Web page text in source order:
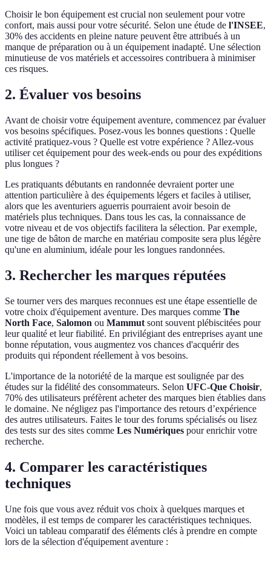
Choisir le bon équipement est crucial non seulement pour votre
confort, mais aussi pour votre sécurité. Selon une étude de l'INSEE,
30% des accidents en pleine nature peuvent être attribués à un
manque de préparation ou à un équipement inadapté. Une sélection
minutieuse de vos matériels et accessoires contribuera à minimiser
ces risques.
2. Évaluer vos besoins
Avant de choisir votre équipement aventure, commencez par évaluer
vos besoins spécifiques. Posez-vous les bonnes questions : Quelle
activité pratiquez-vous ? Quelle est votre expérience ? Allez-vous
utiliser cet équipement pour des week-ends ou pour des expéditions
plus longues ?
Les pratiquants débutants en randonnée devraient porter une
attention particulière à des équipements légers et faciles à utiliser,
alors que les aventuriers aguerris pourraient avoir besoin de
matériels plus techniques. Dans tous les cas, la connaissance de
votre niveau et de vos objectifs facilitera la sélection. Par exemple,
une tige de bâton de marche en matériau composite sera plus légère
qu'une en aluminium, idéale pour les longues randonnées.
3. Rechercher les marques réputées
Se tourner vers des marques reconnues est une étape essentielle de
votre choix d'équipement aventure. Des marques comme The
North Face, Salomon ou Mammut sont souvent plébiscitées pour
leur qualité et leur fiabilité. En privilégiant des entreprises ayant une
bonne réputation, vous augmentez vos chances d'acquérir des
produits qui répondent réellement à vos besoins.
L'importance de la notoriété de la marque est soulignée par des
études sur la fidélité des consommateurs. Selon UFC-Que Choisir,
70% des utilisateurs préfèrent acheter des marques bien établies dans
le domaine. Ne négligez pas l'importance des retours d’expérience
des autres utilisateurs. Faites le tour des forums spécialisés ou lisez
des tests sur des sites comme Les Numériques pour enrichir votre
recherche.
4. Comparer les caractéristiques
techniques
Une fois que vous avez réduit vos choix à quelques marques et
modèles, il est temps de comparer les caractéristiques techniques.
Voici un tableau comparatif des éléments clés à prendre en compte
lors de la sélection d'équipement aventure :